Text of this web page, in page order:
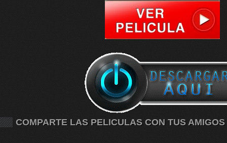
COMPARTE LAS PELICULAS CON TUS AMIGOS